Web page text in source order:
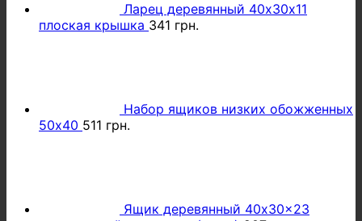
Ларец деревянный 40х30х11
плоская крышка 341 грн.
Набор ящиков низких обожженных
50х40 511 грн.
Ящик деревянный 40x30x23